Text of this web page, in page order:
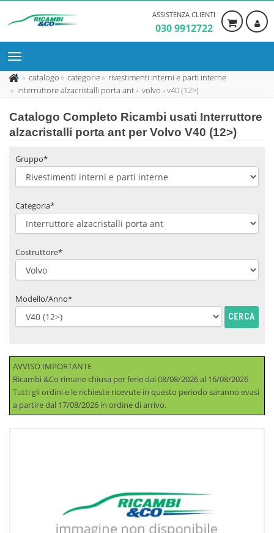
ASSISTENZA CLIENTI
030 9912722
catalogo categorie
rivestimenti interni e parti interne
interruttore alzacristalli porta ant
volvo v40 (12>)
Catalogo Completo Ricambi usati Interruttore
alzacristalli porta ant per Volvo V40 (12>)
Gruppo*
Categoria*
Costruttore*
Modello/Anno*
CERCA
AVVISO IMPORTANTE
Ricambi &Co rimane chiusa per ferie dal 08/08/2026 al 16/08/2026
Tutti gli ordini e le richieste ricevute in questo periodo saranno evasi
a partire dal 17/08/2026 in ordine di arrivo.